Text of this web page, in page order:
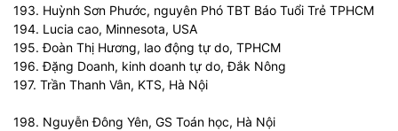
193. Huỳnh Sơn Phước, nguyên Phó TBT Báo Tuổi Trẻ TPHCM
194. Lucia cao, Minnesota, USA
195. Đoàn Thị Hương, lao động tự do, TPHCM
196. Đặng Doanh, kinh doanh tự do, Đắk Nông
197. Trần Thanh Vân, KTS, Hà Nội
198. Nguyễn Đông Yên, GS Toán học, Hà Nội